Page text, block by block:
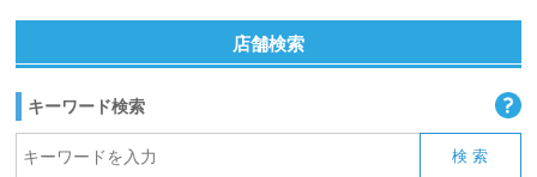
店舗検索
キーワード検索